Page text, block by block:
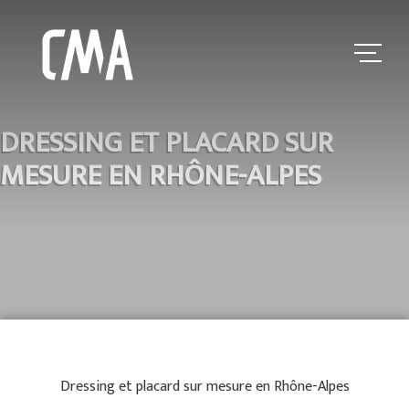
DRESSING ET PLACARD SUR
MESURE EN RHÔNE-ALPES
Dressing et placard sur mesure en Rhône-Alpes